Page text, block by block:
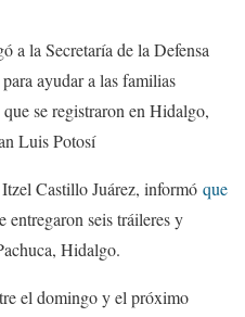
a la Secretaría de la Defensa
ayudar a las familias
se registraron en Hidalgo,
Luis Potosí
Castillo Juárez, informó que
entregaron seis tráileres y
Hidalgo.
el domingo y el próximo